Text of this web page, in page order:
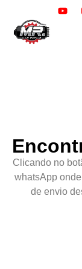
Clicando no
whatsApp
de envio